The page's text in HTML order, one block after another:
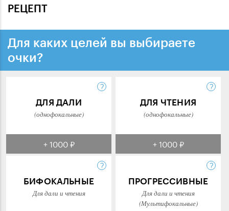
РЕЦЕПТ
Для каких целей вы выбираете
очки?
ДЛЯ ДАЛИ
(однофокальные)
+ 1000 ₽
ДЛЯ ЧТЕНИЯ
(однофокальные)
+ 1000 ₽
БИФОКАЛЬНЫЕ
Для дали и чтения
ПРОГРЕССИВНЫЕ
Для дали и чтения
(Мультифокальные)